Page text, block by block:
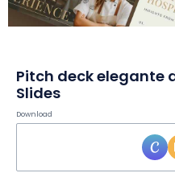
Pitch deck elegante
Slides
Download